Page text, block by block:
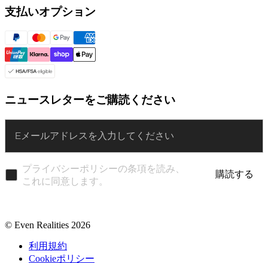
支払いオプション
ニュースレターをご購読ください
プライバシーポリシーの条項を読み、
これに同意します。
購読する
© Even Realities 2026
利用規約
Cookieポリシー